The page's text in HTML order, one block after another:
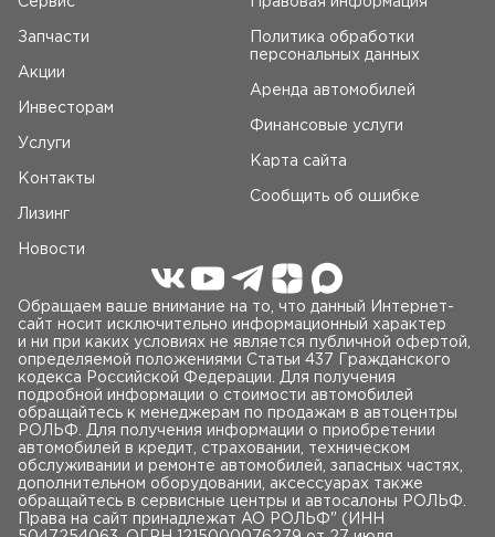
Запчасти
Акции
Инвесторам
Услуги
Контакты
Лизинг
Новости
Политика обработки
персональных данных
Аренда автомобилей
Финансовые услуги
Карта сайта
Сообщить об ошибке
Обращаем ваше внимание на то, что данный Интернет-
сайт носит исключительно информационный характер
и ни при каких условиях не является публичной офертой,
определяемой положениями Статьи 437 Гражданского
кодекса Российской Федерации. Для получения
подробной информации о стоимости автомобилей
обращайтесь к менеджерам по продажам в автоцентры
РОЛЬФ. Для получения информации о приобретении
автомобилей в кредит, страховании, техническом
обслуживании и ремонте автомобилей, запасных частях,
дополнительном оборудовании, аксессуарах также
обращайтесь в сервисные центры и автосалоны РОЛЬФ.
Права на сайт принадлежат AO РОЛЬФ" (ИНН